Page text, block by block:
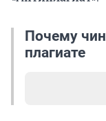
лишь
Позже
Почему
плагиате